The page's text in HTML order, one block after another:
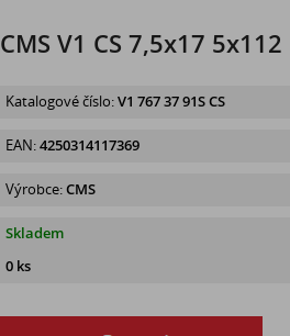
CMS V1 CS 7,5x17 5x112
Katalogové číslo:V1 767 37 91S CS
EAN:4250314117369
Výrobce:CMS
Skladem
0 ks